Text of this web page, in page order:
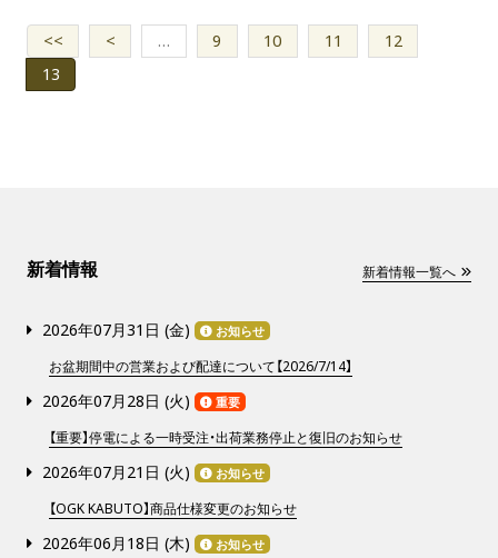
<< < … 9 10 11
12
13
新着情報 新着情報一覧へ
2026年07月31日 (金) お知らせ
お盆期間中の営業および配達について【2026/7/14】
2026年07月28日 (火) 重要
【重要】停電による一時受注・出荷業務停止と復旧のお知らせ
2026年07月21日 (火) お知らせ
【OGK KABUTO】商品仕様変更のお知らせ
2026年06月18日 (木) お知らせ